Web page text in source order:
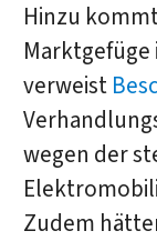
Hinzu
Marktgefüge
verweist
wegen der
Zudem